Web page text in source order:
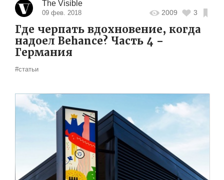
The Visible
09 фев. 2018 2009 3
Где черпать вдохновение, когда
надоел Behance? Часть 4 –
Германия
#статьи